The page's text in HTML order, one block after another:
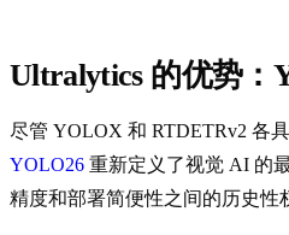
Ultralytics 的优势：
尽管 YOLOX 和 RTDETRv2 各
YOLO26 重新定义了视觉 AI 的
精度和部署简便性之间的历史性